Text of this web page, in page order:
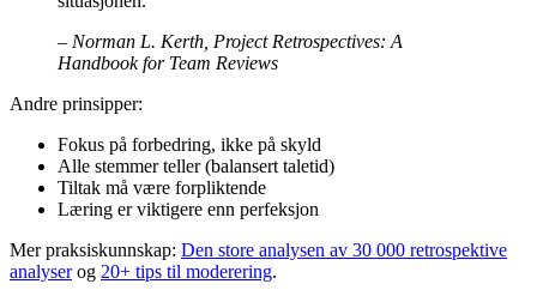
– Norman L. Kerth, Project Retrospectives: A
Handbook for Team Reviews
Andre prinsipper:
Fokus på forbedring, ikke på skyld
Alle stemmer teller (balansert taletid)
Tiltak må være forpliktende
Læring er viktigere enn perfeksjon
Mer praksiskunnskap: Den store analysen av 30 000 retrospektive
analyserog 20+ tips til moderering.